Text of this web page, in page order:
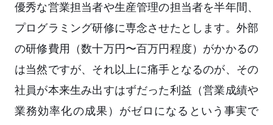
優秀な営業担当者や生産管理の担当者を半年間、
プログラミング研修に専念させたとします。外部
の研修費用（数十万円〜百万円程度）がかかるの
は当然ですが、それ以上に痛手となるのが、その
社員が本来生み出すはずだった利益（営業成績や
業務効率化の成果）がゼロになるという事実で